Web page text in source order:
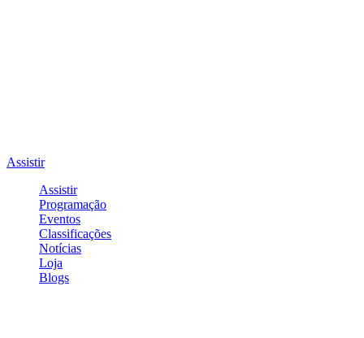
Assistir
Assistir
Programação
Eventos
Classificações
Notícias
Loja
Blogs